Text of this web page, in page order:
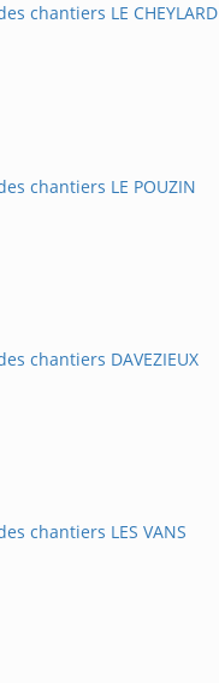
chantiers LE CHEYLARD
chantiers LE POUZIN
chantiers DAVEZIEUX
chantiers LES VANS